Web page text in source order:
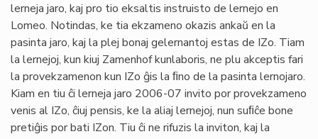
lerneja jaro, kaj pro tio eksaltis instruisto de lernejo en
Lomeo. Notindas, ke tia ekzameno okazis ankaŭ en la
pasinta jaro, kaj la plej bonaj gelernantoj estas de IZo. Tiam
la lernejoj, kun kiuj Zamenhof kunlaboris, ne plu akceptis fari
la provekzamenon kun IZo ĝis la ﬁno de la pasinta lernojaro.
Kiam en tiu ĉi lerneja jaro 2006-07 invito por provekzameno
venis al IZo, ĉiuj pensis, ke la aliaj lernejoj, nun suﬁĉe bone
pretiĝis por bati IZon. Tiu ĉi ne rifuzis la inviton, kaj la